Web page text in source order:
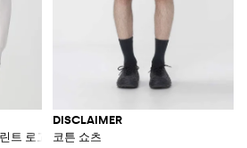
트 로고 및 드롭 숄더
DISCLAIMER
코튼 쇼츠